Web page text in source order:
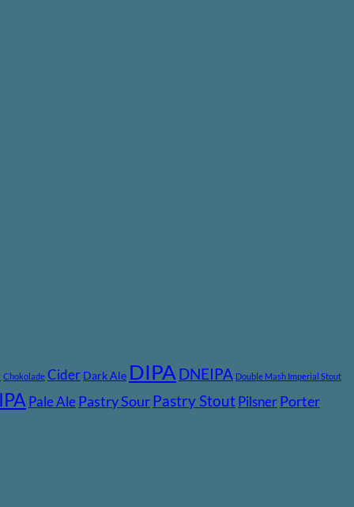
Chokolade Cider Dark Ale DIPA DNEIPA Double Mash Imperial Stout
Pale Ale Pastry Sour Pastry Stout Pilsner Porter